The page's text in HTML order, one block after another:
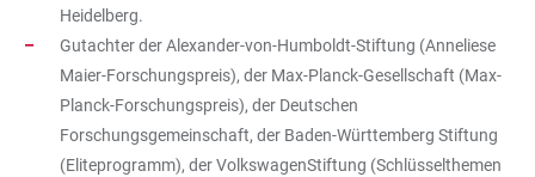
Heidelberg.
Gutachter der Alexander-von-Humboldt-Stiftung (Anneliese
Maier-Forschungspreis), der Max-Planck-Gesellschaft (Max-
Planck-Forschungspreis), der Deutschen
Forschungsgemeinschaft, der Baden-Württemberg Stiftung
(Eliteprogramm), der VolkswagenStiftung (Schlüsselthemen